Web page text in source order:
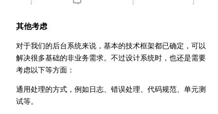
其他考虑
对于我们的后台系统来说，基本的技术框架都已确定，可以
解决很多基础的非业务需求。不过设计系统时，也还是需要
考虑以下等方面：
通用处理的方式，例如日志、错误处理、代码规范、单元测
试等。